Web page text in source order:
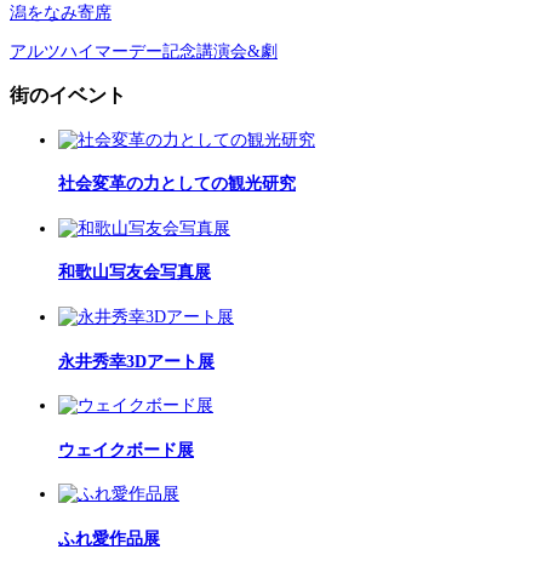
潟をなみ寄席
アルツハイマーデー記念講演会&劇
街のイベント
社会変革の力としての観光研究
和歌山写友会写真展
永井秀幸3Dアート展
ウェイクボード展
ふれ愛作品展